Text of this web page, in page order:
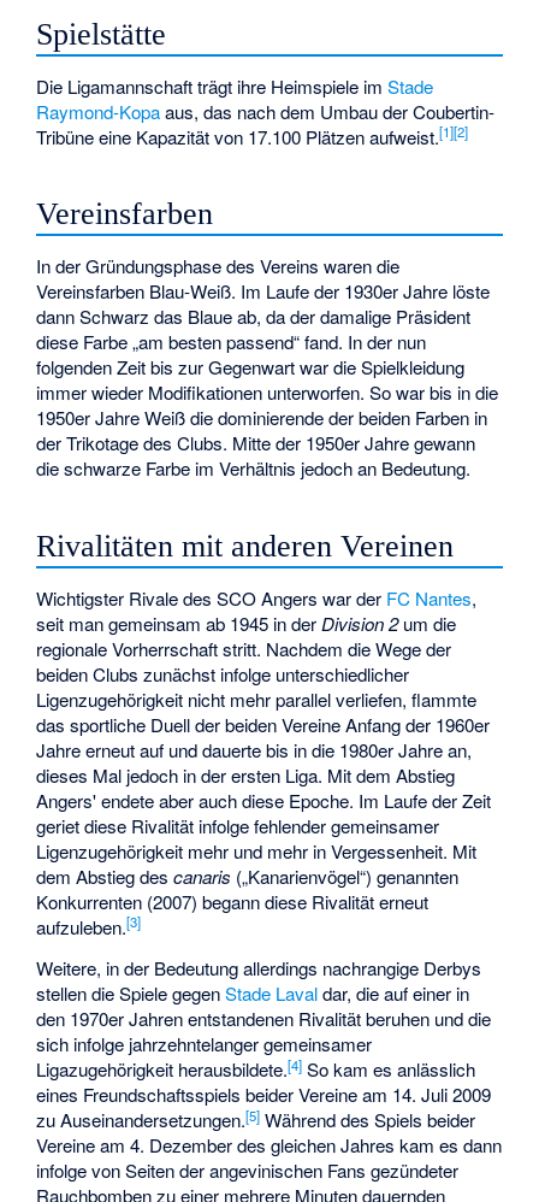
Spielstätte
Die Ligamannschaft trägt ihre Heimspiele imStade
Raymond-Kopaaus, das nach dem Umbau der Coubertin-
Tribüne eine Kapazität von 17.100 Plätzen aufweist.[1][2]
Vereinsfarben
In der Gründungsphase des Vereins waren die
Vereinsfarben Blau-Weiß. Im Laufe der 1930er Jahre löste
dann Schwarz das Blaue ab, da der damalige Präsident
diese Farbe „am besten passend“ fand. In der nun
folgenden Zeit bis zur Gegenwart war die Spielkleidung
immer wieder Modifikationen unterworfen. So war bis in die
1950er Jahre Weiß die dominierende der beiden Farben in
der Trikotage des Clubs. Mitte der 1950er Jahre gewann
die schwarze Farbe im Verhältnis jedoch an Bedeutung.
Rivalitäten mit anderen Vereinen
Wichtigster Rivale des SCO Angers war der FC Nantes,
seit man gemeinsam ab 1945 in derDivision 2um die
regionale Vorherrschaft stritt. Nachdem die Wege der
beiden Clubs zunächst infolge unterschiedlicher
Ligenzugehörigkeit nicht mehr parallel verliefen, flammte
das sportliche Duell der beiden Vereine Anfang der 1960er
Jahre erneut auf und dauerte bis in die 1980er Jahre an,
dieses Mal jedoch in der ersten Liga. Mit dem Abstieg
Angers' endete aber auch diese Epoche. Im Laufe der Zeit
geriet diese Rivalität infolge fehlender gemeinsamer
Ligenzugehörigkeit mehr und mehr in Vergessenheit. Mit
dem Abstieg descanaris („Kanarienvögel“) genannten
Konkurrenten (2007) begann diese Rivalität erneut
aufzuleben.[3]
Weitere, in der Bedeutung allerdings nachrangige Derbys
stellen die Spiele gegenStade Lavaldar, die auf einer in
den 1970er Jahren entstandenen Rivalität beruhen und die
sich infolge jahrzehntelanger gemeinsamer
Ligazugehörigkeit herausbildete.[4] So kam es anlässlich
eines Freundschaftsspiels beider Vereine am 14. Juli 2009
zu Auseinandersetzungen.[5] Während des Spiels beider
Vereine am 4. Dezember des gleichen Jahres kam es dann
infolge von Seiten der angevinischen Fans gezündeter
Rauchbomben zu einer mehrere Minuten dauernden